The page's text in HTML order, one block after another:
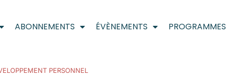
ABONNEMENTS ÉVÈNEMENTS PROGRAMMES
PERSONNEL